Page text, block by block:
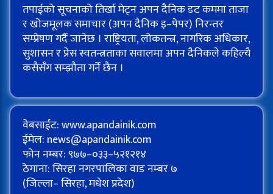
तपाईको सूचनाको तिर्खा मेट्न अपन दैनिक डट कममा ताजा
र खोजमूलक समाचार (अपन दैनिक इ–पेपर) निरन्तर
सम्प्रेषण गर्दै जानेछ । राष्ट्रियता, लोकतन्त्र, नागरिक अधिकार,
सुशासन र प्रेस स्वतन्त्रताका सवालमा अपन दैनिकले कहिल्यै
कसैसँग सम्झौता गर्ने छैन ।
वेबसाईट: www.apandainik.com
ईमेल: news@apandainik.com
फोन नम्बर: ९७७–०३३–५२१२१४
ठेगाना: सिरहा नगरपालिका वाड नम्बर ७
(जिल्ला– सिरहा, मधेश प्रदेश)